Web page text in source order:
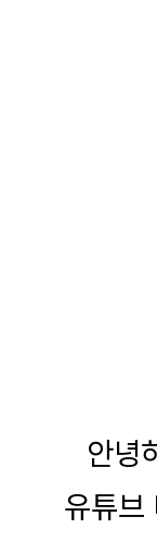
안녕
유튜브